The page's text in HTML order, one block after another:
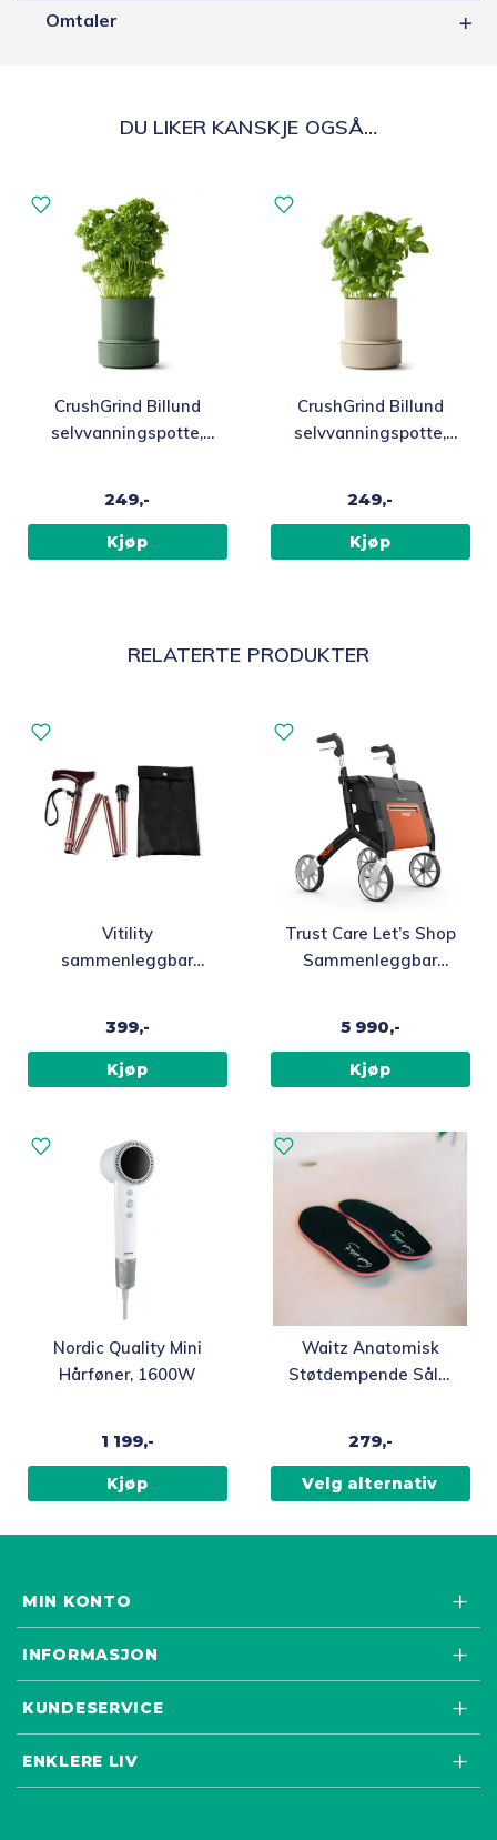
Omtaler
DU LIKER KANSKJE OGSÅ…
CrushGrind Billund
selvvanningspotte,
249,-
Kjøp
CrushGrind Billund
selvvanningspotte,
249,-
Kjøp
RELATERTE PRODUKTER
Vitility
sammenleggbar
399,-
Kjøp
Trust Care Let’s Shop
Sammenleggbar
5 990,-
Kjøp
Nordic Quality Mini
Hårføner, 1600W
1 199,-
Kjøp
Waitz Anatomisk
Støtdempende Såle,
279,-
Velg alternativ
produktet
Alternativene
kan
MIN KONTO
INFORMASJON
KUNDESERVICE
ENKLERE LIV